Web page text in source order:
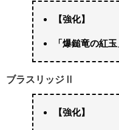
【強化】
「爆鎚竜の紅
ブラスリッジⅡ
【強化】